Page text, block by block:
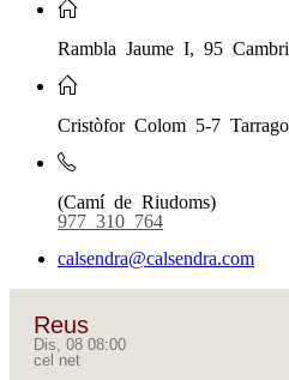
Rambla Jaume I, 95
Cristòfor Colom 5-7
(Camí de Riudoms)
977 310 764
calsendra@calsendra.com
Reus
Dis, 08 08:00
cel net